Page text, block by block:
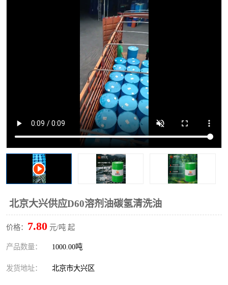
北京大兴供应D60溶剂油碳氢清洗油
价格： 7.80 元/吨 起
产品数量： 1000.00吨
发货地址： 北京市大兴区
46+68号化妆级白油